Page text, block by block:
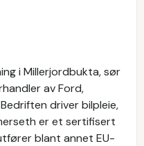
i Millerjordbukta, sør
av Ford,
driver bilpleie,
er et sertifisert
blant annet EU-